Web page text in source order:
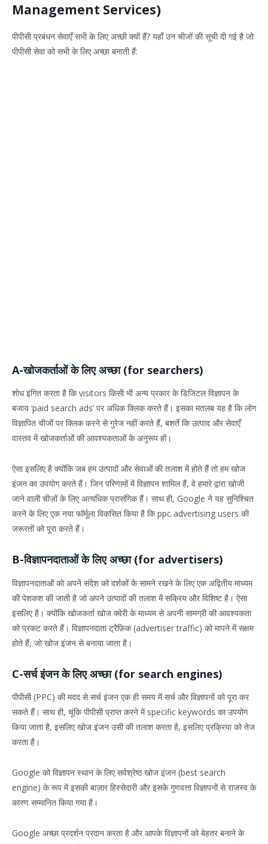
Management Services)
पीपीसी प्रबंधन सेवाएँ सभी के लिए अच्छी क्यों हैं? यहाँ उन चीजों की सूची दी गई है जो
पीपीसी सेवा को सभी के लिए अच्छा बनाती हैं:
A-खोजकर्ताओं के लिए अच्छा (for searchers)
शोध इंगित करता है कि visitors किसी भी अन्य प्रकार के डिजिटल विज्ञापन के
बजाय ‘paid search ads’ पर अधिक क्लिक करते हैं। इसका मतलब यह है कि लोग
विज्ञापित चीजों पर क्लिक करने से गुरेज नहीं करते हैं, बशर्ते कि उत्पाद और सेवाएँ
वास्तव में खोजकर्ताओं की आवश्यकताओं के अनुरूप हों।
ऐसा इसलिए है क्योंकि जब हम उत्पादों और सेवाओं की तलाश में होते हैं तो हम खोज
इंजन का उपयोग करते हैं। जिन परिणामों में विज्ञापन शामिल हैं, वे हमारे द्वारा खोजी
जाने वाली चीज़ों के लिए अत्यधिक प्रासंगिक हैं। साथ ही, Google ने यह सुनिश्चित
करने के लिए एक नया फॉर्मूला विकसित किया है कि ppc advertising users की
जरूरतों को पूरा करते हैं।
B-विज्ञापनदाताओं के लिए अच्छा (for advertisers)
विज्ञापनदाताओं को अपने संदेश को दर्शकों के सामने रखने के लिए एक अद्वितीय माध्यम
की पेशकश की जाती है जो अपने उत्पादों की तलाश में सक्रिय और विशिष्ट है। ऐसा
इसलिए है। क्योंकि खोजकर्ता खोज क्वेरी के माध्यम से अपनी सामग्री की आवश्यकता
को प्रकट करते हैं। विज्ञापनदाता ट्रैफ़िक (advertiser traffic) को मापने में सक्षम
होते हैं, जो खोज इंजन से बनाया जाता है।
C-सर्च इंजन के लिए अच्छा (for search engines)
पीपीसी (PPC) की मदद से सर्च इंजन एक ही समय में सर्च और विज्ञापनों को पूरा कर
सकते हैं। साथ ही, चूंकि पीपीसी प्राप्त करने में specific keywords का उपयोग
किया जाता है, इसलिए खोज इंजन उसी की तलाश करता है, इसलिए प्रक्रिया को तेज
करता है।
Google को विज्ञापन स्थान के लिए सर्वश्रेष्ठ खोज इंजन (best search
engine) के रूप में इसकी बाज़ार हिस्सेदारी और इसके गुणवत्ता विज्ञापनों से राजस्व के
कारण सम्मानित किया गया है।
Google अच्छा प्रदर्शन प्रदान करता है और आपके विज्ञापनों को बेहतर बनाने के